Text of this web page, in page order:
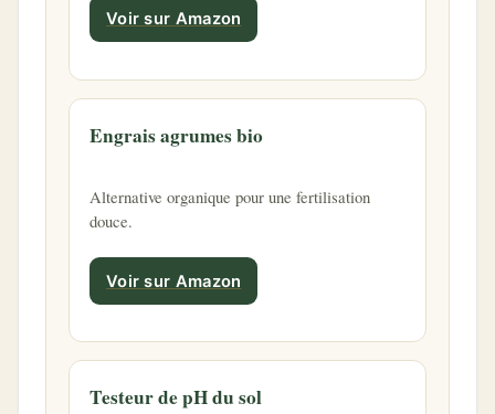
Voir sur Amazon
Engrais agrumes bio
Alternative organique pour une fertilisation
douce.
Voir sur Amazon
Testeur de pH du sol